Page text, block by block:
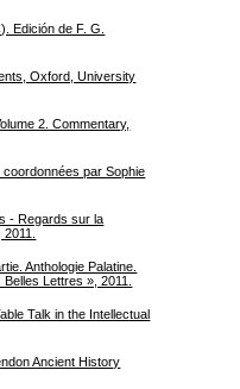
Edición de F. G.
Oxford, University
2. Commentary,
par Sophie
- Regards sur la
Anthologie Palatine.
Lettres », 2011.
Talk in the Intellectual
Ancient History